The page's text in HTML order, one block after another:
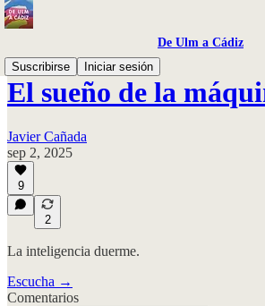
De Ulm a Cádiz
Suscribirse
Iniciar sesión
El sueño de la
Javier Cañada
sep 2, 2025
9
2
La inteligencia duerme.
Escucha →
Comentarios